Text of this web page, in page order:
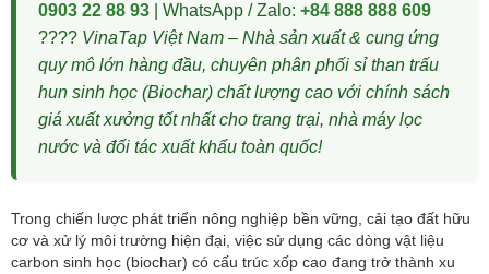
0903 22 88 93 | WhatsApp / Zalo: +84 888 888 609
???? VinaTap Việt Nam – Nhà sản xuất & cung ứng
quy mô lớn hàng đầu, chuyên phân phối sỉ than trấu
hun sinh học (Biochar) chất lượng cao với chính sách
giá xuất xưởng tốt nhất cho trang trại, nhà máy lọc
nước và đối tác xuất khẩu toàn quốc!
Trong chiến lược phát triển nông nghiệp bền vững, cải tạo đất hữu
cơ và xử lý môi trường hiện đại, việc sử dụng các dòng vật liệu
carbon sinh học (biochar) có cấu trúc xốp cao đang trở thành xu